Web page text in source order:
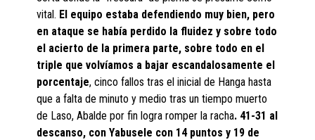
vital. El equipo estaba defendiendo muy bien, pero
en ataque se había perdido la fluidez y sobre todo
el acierto de la primera parte, sobre todo en el
triple que volvíamos a bajar escandalosamente el
porcentaje, cinco fallos tras el inicial de Hanga hasta
que a falta de minuto y medio tras un tiempo muerto
de Laso, Abalde por fin logra romper la racha. 41-31 al
descanso, con Yabusele con 14 puntos y 19 de